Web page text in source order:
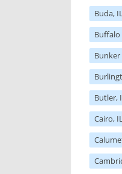
Buda,
Buffalo
Bunker
Butler,
Cairo,